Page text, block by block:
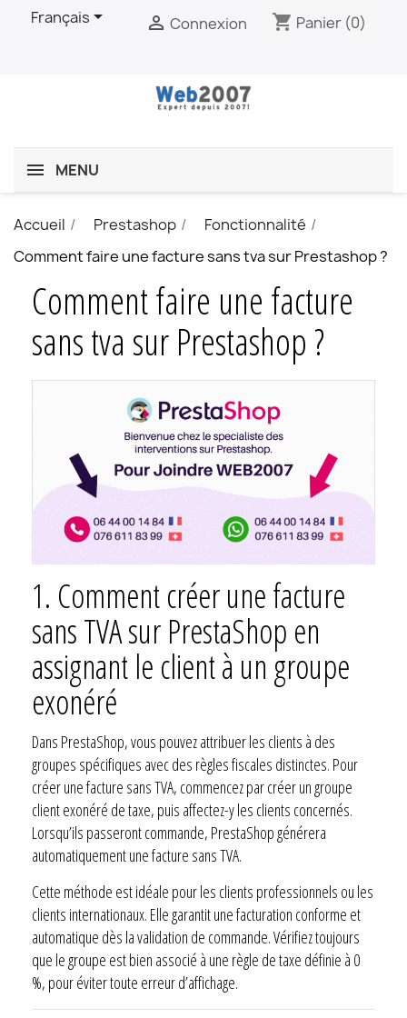
Français  Connexion shopping_cart Panier (0)
MENU
Accueil Prestashop
Fonctionnalité
Comment faire une facture sans tva sur Prestashop ?
Comment faire une facture
sans tva sur Prestashop ?
1. Comment créer une facture
sans TVA sur PrestaShop en
assignant le client à un groupe
exonéré
Dans PrestaShop, vous pouvez attribuer les clients à des
groupes spécifiques avec des règles fiscales distinctes. Pour
créer une facture sans TVA, commencez par créer un groupe
client exonéré de taxe, puis affectez-y les clients concernés.
Lorsqu’ils passeront commande, PrestaShop générera
automatiquement une facture sans TVA.
Cette méthode est idéale pour les clients professionnels ou les
clients internationaux. Elle garantit une facturation conforme et
automatique dès la validation de commande. Vérifiez toujours
que le groupe est bien associé à une règle de taxe définie à 0
%, pour éviter toute erreur d’affichage.